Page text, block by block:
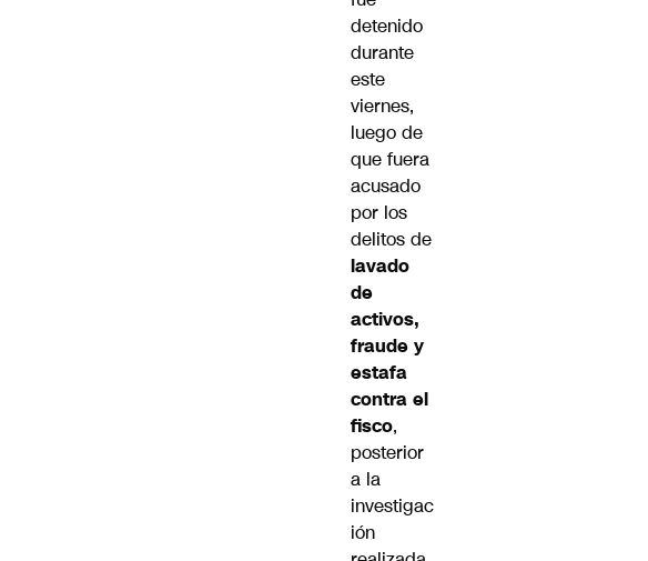
detenido
durante
este
viernes,
luego de
que fuera
acusado
por los
delitos de
lavado
de
activos,
fraude y
estafa
contra el
fisco,
posterior
a la
investigac
ión